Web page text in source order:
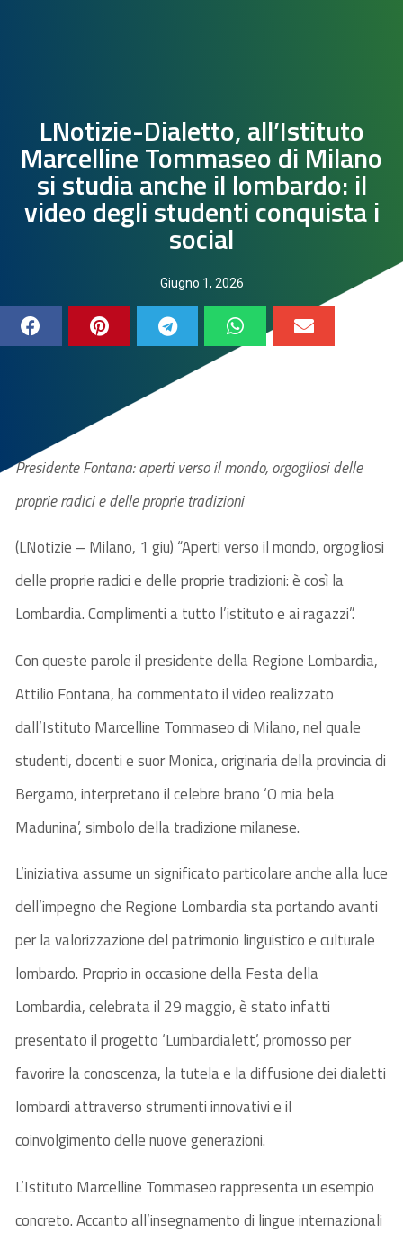
LNotizie-Dialetto, all’Istituto
Marcelline Tommaseo di Milano
si studia anche il lombardo: il
video degli studenti conquista i
social
Giugno 1, 2026
Presidente Fontana: aperti verso il mondo, orgogliosi delle
proprie radici e delle proprie tradizioni
(LNotizie – Milano, 1 giu) “Aperti verso il mondo, orgogliosi
delle proprie radici e delle proprie tradizioni: è così la
Lombardia. Complimenti a tutto l’istituto e ai ragazzi”.
Con queste parole il presidente della Regione Lombardia,
Attilio Fontana, ha commentato il video realizzato
dall’Istituto Marcelline Tommaseo di Milano, nel quale
studenti, docenti e suor Monica, originaria della provincia di
Bergamo, interpretano il celebre brano ‘O mia bela
Madunina’, simbolo della tradizione milanese.
L’iniziativa assume un significato particolare anche alla luce
dell’impegno che Regione Lombardia sta portando avanti
per la valorizzazione del patrimonio linguistico e culturale
lombardo. Proprio in occasione della Festa della
Lombardia, celebrata il 29 maggio, è stato infatti
presentato il progetto ‘Lumbardialett’, promosso per
favorire la conoscenza, la tutela e la diffusione dei dialetti
lombardi attraverso strumenti innovativi e il
coinvolgimento delle nuove generazioni.
L’Istituto Marcelline Tommaseo rappresenta un esempio
concreto. Accanto all’insegnamento di lingue internazionali